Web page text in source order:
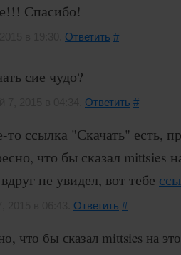
Спасибо!
Ответить #
сие чудо?
Ответить #
ссылка "Скачать" есть,
что бы сказал mittsies
не увидел, вот тебе
Ответить #
что бы сказал mittsies на